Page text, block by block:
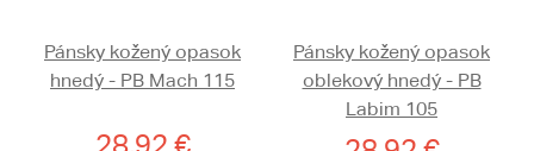
Pánsky kožený opasok
hnedý - PB Mach 115
28,92 €
Pánsky kožený opasok
oblekový hnedý - PB
Labim 105